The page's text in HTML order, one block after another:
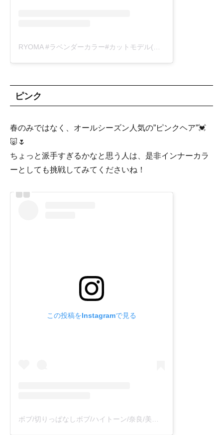
RYOMA #ラベンダーカラー#カットモデル(@ryo918ma)がシェアした投稿
ピンク
春のみではなく、オールシーズン人気の”ピンクヘア”💓
🐷🌷
ちょっと派手すぎるかなと思う人は、是非インナーカラ
ーとしても挑戦してみてくださいね！
この投稿をInstagramで見る